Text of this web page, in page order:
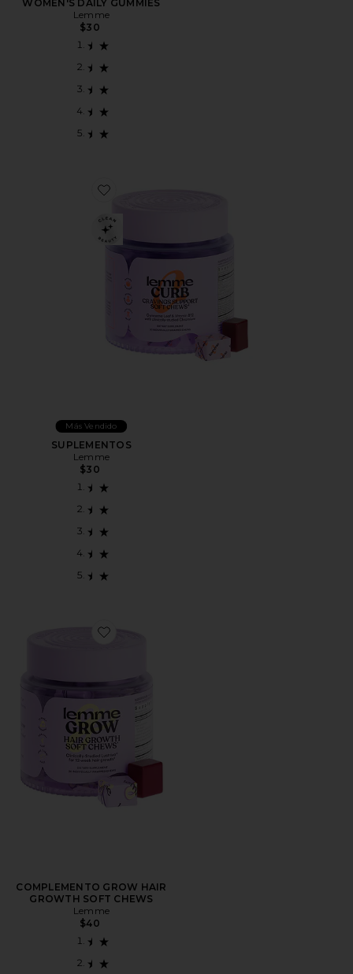
WOMEN'S DAILY GUMMIES
Lemme
$30
Favorite SUPLEMENTOS
Más Vendido
SUPLEMENTOS
Lemme
$30
Favorite COMPLEMENTO GROW HAIR GROWTH
COMPLEMENTO GROW HAIR
GROWTH SOFT CHEWS
Lemme
$40